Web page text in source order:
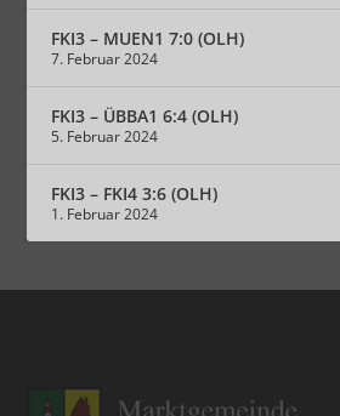
FKI3 – MUEN1 7:0 (OLH)
7. Februar 2024
FKI3 – ÜBBA1 6:4 (OLH)
5. Februar 2024
FKI3 – FKI4 3:6 (OLH)
1. Februar 2024